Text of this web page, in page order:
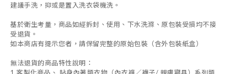
建議手洗，抑或是置入洗衣袋機洗。
基於衛生考量，商品如經拆封、使用、下水洗滌、原包裝受損均不接
受退貨。
如本商店有提示您者，請保留完整的原始包裝（含外包裝紙盒）
無法退貨的商品特性說明：